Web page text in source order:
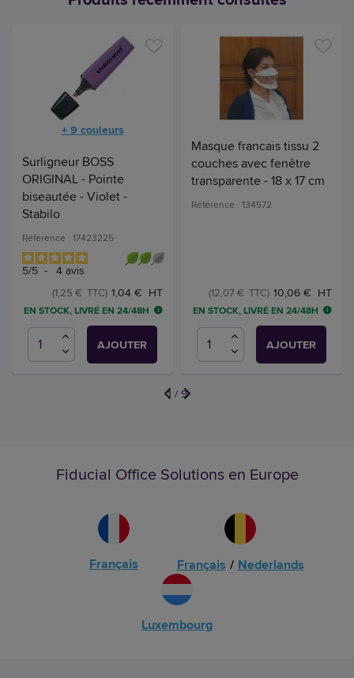
+ 9 couleurs
Surligneur BOSS
ORIGINAL - Pointe
biseautée - Violet -
Stabilo
Référence : 17423225
5/5 - 4 avis
1,04 € HT
(1,25 € TTC)
EN STOCK, LIVRÉ EN 24/48H
AJOUTER
Masque francais tissu 2
couches avec fenêtre
transparente - 18 x 17 cm
Référence : 134572
10,06 € HT
(12,07 € TTC)
EN STOCK, LIVRÉ EN 24/48H
AJOUTER
1 / 9
Fiducial Office Solutions en Europe
Français Français / Nederlands
Luxembourg